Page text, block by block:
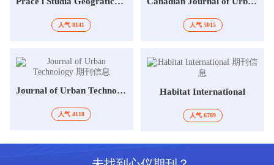
人气 8141 人气 5015
Journal of Urban Technology
人气 4118
Habitat International
人气 6789